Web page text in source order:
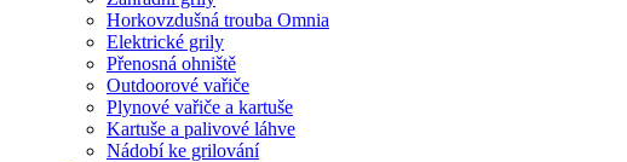
Horkovzdušná trouba Omnia
Elektrické grily
Přenosná ohniště
Outdoorové vařiče
Plynové vařiče a kartuše
Kartuše a palivové láhve
Nádobí ke grilování